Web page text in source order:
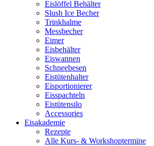
Eislöffel Behälter
Slush Ice Becher
Trinkhalme
Messbecher
Eimer
Eisbehälter
Eiswannen
Schneebesen
Eistütenhalter
Eisportionierer
Eisspachteln
Eistütensilo
Accessories
Eisakademie
Rezepte
Alle Kurs- & Workshoptermine